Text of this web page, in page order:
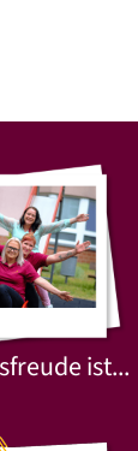
ist...